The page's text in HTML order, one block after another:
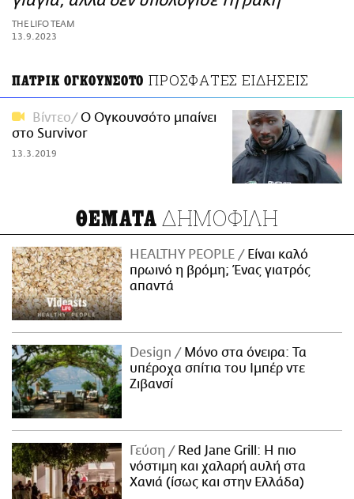
ΑΜΠΑ
PRINT
THE LIFO TEAM
13.9.2023
ΠΑΤΡΙΚ ΟΓΚΟΥΝΣΟΤΟ ΠΡΟΣΦΑΤΕΣ ΕΙΔΗΣΕΙΣ
Βίντεο
Ο Ογκουνσότο μπαίνει
στο Survivor
13.3.2019
ΘΕΜΑΤΑ ΔΗΜΟΦΙΛΗ
HEALTHY PEOPLE
Είναι καλό
πρωινό η βρόμη; Ένας γιατρός
απαντά
Design
Μόνο στα όνειρα: Τα
υπέροχα σπίτια του Ιμπέρ ντε
Ζιβανσί
Γεύση
Red Jane Grill: Η πιο
νόστιμη και χαλαρή αυλή στα
Χανιά (ίσως και στην Ελλάδα)